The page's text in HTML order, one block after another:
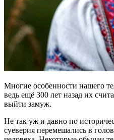
Многие особенности нашего
ведь ещё 300 лет назад их
выйти замуж.
Не так уж и давно по
суеверия перемешались в